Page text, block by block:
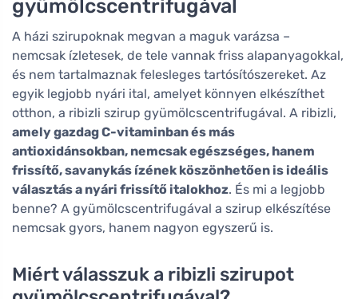
gyümölcscentrifugával
A házi szirupoknak megvan a maguk varázsa –
nemcsak ízletesek, de tele vannak friss alapanyagokkal,
és nem tartalmaznak felesleges tartósítószereket. Az
egyik legjobb nyári ital, amelyet könnyen elkészíthet
otthon, a ribizli szirup gyümölcscentrifugával. A ribizli,
amely gazdag C-vitaminban és más
antioxidánsokban, nemcsak egészséges, hanem
frissítő, savanykás ízének köszönhetően is ideális
választás a nyári frissítő italokhoz. És mi a legjobb
benne? A gyümölcscentrifugával a szirup elkészítése
nemcsak gyors, hanem nagyon egyszerű is.
Miért válasszuk a ribizli szirupot